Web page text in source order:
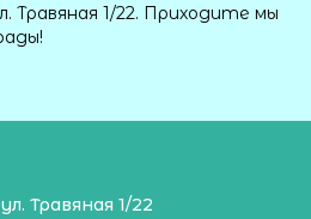
Травяная 1/22. Приходите мы
ул. Травяная 1/22